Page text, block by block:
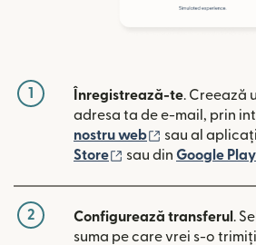
1 Înregistrează-te. Creează
adresa ta de e-mail, prin
nostru web
(se deschide
sau al
Store
(se deschide într-o
sau din Google Play
2 Configurează transferul .
suma pe care vrei s-o